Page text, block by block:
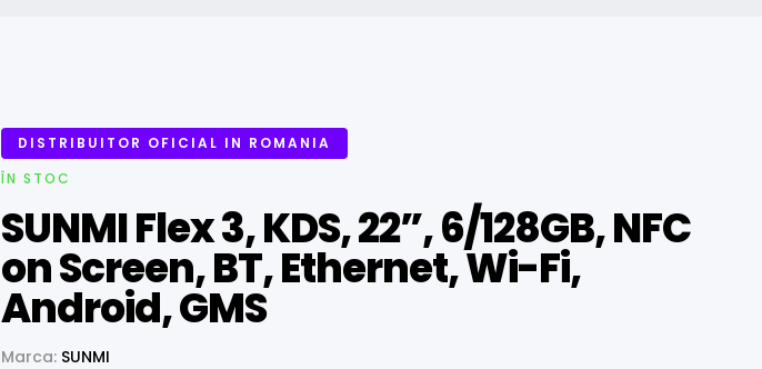
DISTRIBUITOR OFICIAL IN ROMANIA
ÎN STOC
SUNMI Flex 3, KDS, 22”, 6/128GB, NFC
on Screen, BT, Ethernet, Wi-Fi,
Android, GMS
Marca: SUNMI